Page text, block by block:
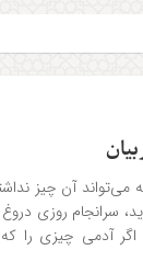
آن چیز
سرانجام روزی
آدمی چیزی را